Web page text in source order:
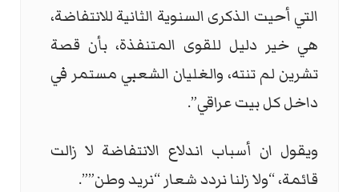
التي أحيت الذكرى السنوية الثانية للانتفاضة،
هي خير دليل للقوى المتنفذة، بأن قصة
تشرين لم تنته، والغليان الشعبي مستمر في
داخل كل بيت عراقي”.
ويقول ان أسباب اندلاع الانتفاضة لا زالت
قائمة، “ولا زلنا نردد شعار “نريد وطن””.